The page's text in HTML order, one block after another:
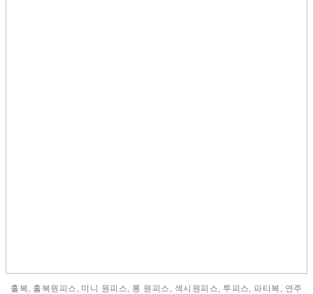
홀복, 홀복원피스, 미니 원피스, 롱 원피스, 섹시원피스, 투피스, 파티복, 연주